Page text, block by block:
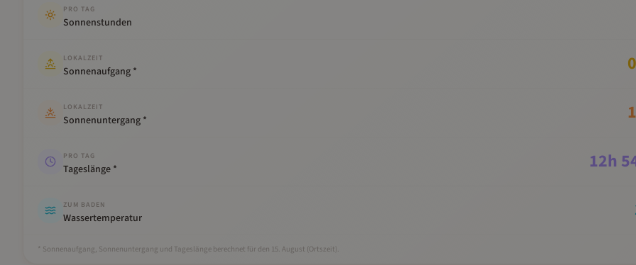
PRO TAG
Sonnenstunden
LOKALZEIT
Sonnenaufgang *
LOKALZEIT
Sonnenuntergang *
PRO TAG
Tageslänge * 12h
ZUM BADEN
Wassertemperatur
* Sonnenaufgang, Sonnenuntergang und Tageslänge berechnet für den 15. August (Ortszeit).